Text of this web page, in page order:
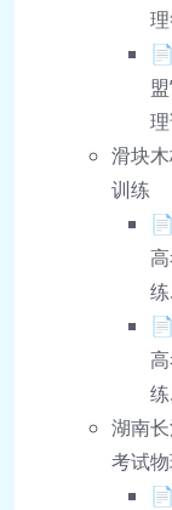
滑块
训练
湖南
考试